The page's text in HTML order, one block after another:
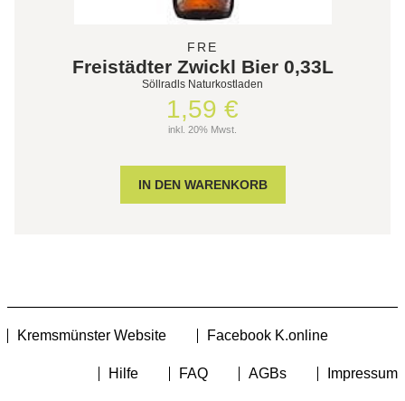
FRE
Freistädter Zwickl Bier 0,33L
Söllradls Naturkostladen
1,59 €
inkl. 20% Mwst.
Kremsmünster Website Facebook K.online
Hilfe FAQ AGBs Impressum